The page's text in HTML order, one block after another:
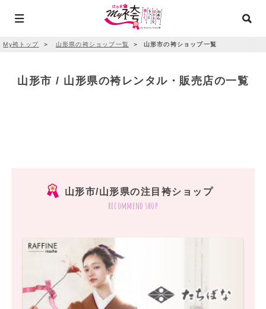
My袴トップ ＞ 山形県の袴ショップ一覧 ＞ 山形市の袴ショップ一覧
山形市 / 山形県の袴レンタル・販売店の一覧
山形市/山形県の注目袴ショップ
recommend shop